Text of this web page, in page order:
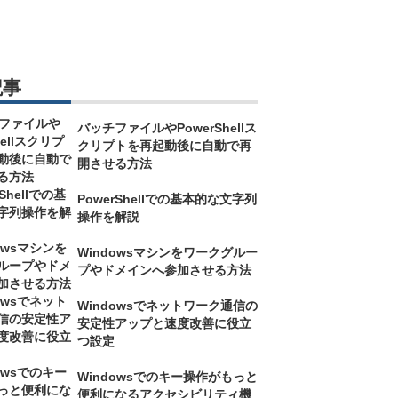
バッチファイルやPowerShellス
クリプトを再起動後に自動で再
開させる方法
PowerShellでの基本的な文字列
操作を解説
Windowsマシンをワークグルー
プやドメインへ参加させる方法
Windowsでネットワーク通信の
安定性アップと速度改善に役立
つ設定
Windowsでのキー操作がもっと
便利になるアクセシビリティ機